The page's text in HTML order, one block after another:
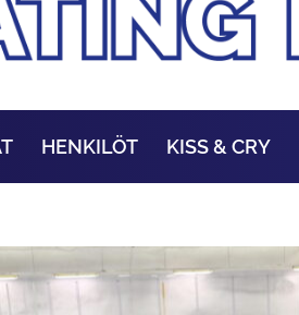
HENKILÖT KISS & CRY